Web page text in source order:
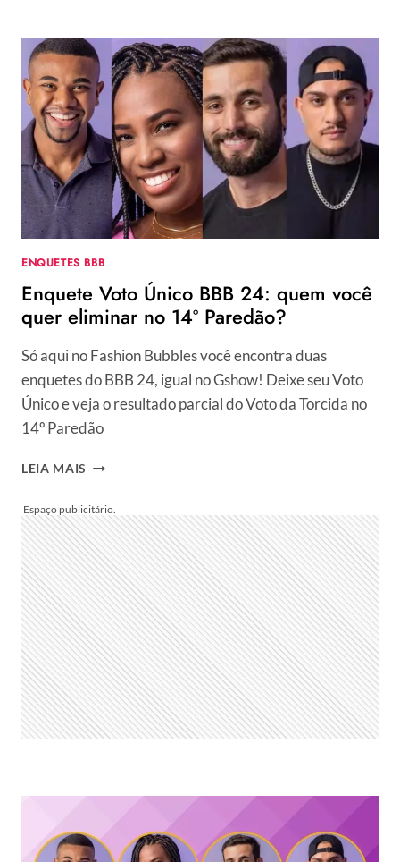
DO
BBB
24?
PAREDÃO
COM
DAVI
E
LEIDY
COMO
PROTAGONISTAS
TEM
CHOCANTE
NAS
ENQUETES
ENQUETES BBB
Enquete Voto Único BBB 24: quem você
quer eliminar no 14º Paredão?
Só aqui no Fashion Bubbles você encontra duas
enquetes do BBB 24, igual no Gshow! Deixe seu Voto
Único e veja o resultado parcial do Voto da Torcida no
14º Paredão
LEIA MAIS ENQUETE
BBB
24:
QUEM
VOCÊ
QUER
ELIMINAR NO 14º PAREDÃO?